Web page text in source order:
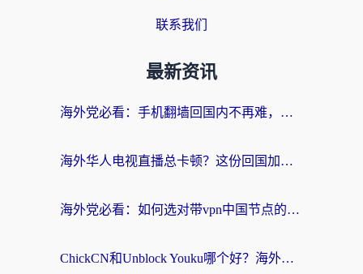
联系我们
最新资讯
海外党必看：手机翻墙回国内不再难，一篇搞定无缝访问国内资源指南
海外华人电视直播总卡顿？这份回国加速器选择指南帮你无缝看国内资源
海外党必看：如何选对带vpn中国节点的加速器？无缝访问国内资源全攻略
ChickCN和Unblock Youku哪个好？海外党亲测4款热门回国加速器，附避坑指南